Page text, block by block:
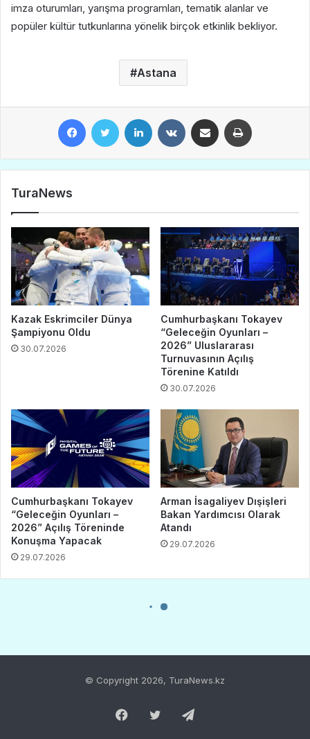
© Copyright 2026, TuraNews.kz
Facebook
Twitter